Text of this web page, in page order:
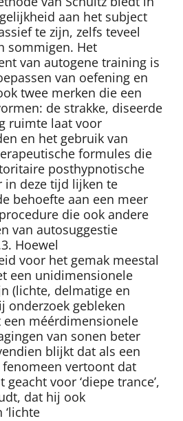
aan het subject
te zijn, zelfs teveel
sommigen. Het
van autogene training is
van oefening en
twee merken die een
de strakke, diseerde
ruimte laat voor
en het gebruik van
formules die
posthypnotische
in deze tijd lijken te
behoefte aan een meer
die ook andere
van autosuggestie
Hoewel
voor het gemak meestal
een unidimensionele
(lichte, delmatige en
onderzoek gebleken
een méérdimensionele
van sonen beter
blijkt dat als een
vertoont dat
voor ‘diepe trance’,
dat hij ook